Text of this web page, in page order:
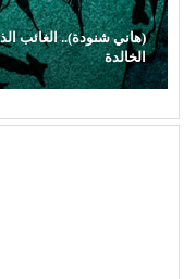
(هاني شنودة).. الغائب
الخالدة